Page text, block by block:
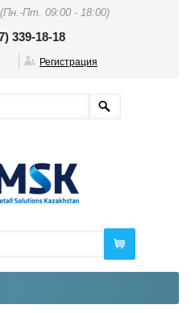
(Пн.-Пт. 09:00 - 18:00)
339-18-18
Регистрация